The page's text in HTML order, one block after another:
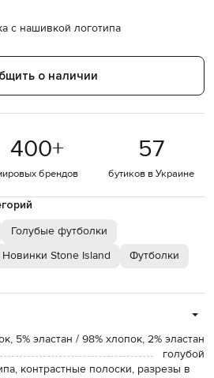
с нашивкой логотипа
о наличии
400+
брендов
57
бутиков в Украине
Голубые футболки
Новинки Stone Island
Футболки
5% эластан / 98% хлопок, 2% эластан
голубой
контрастные полоски, разрезы в